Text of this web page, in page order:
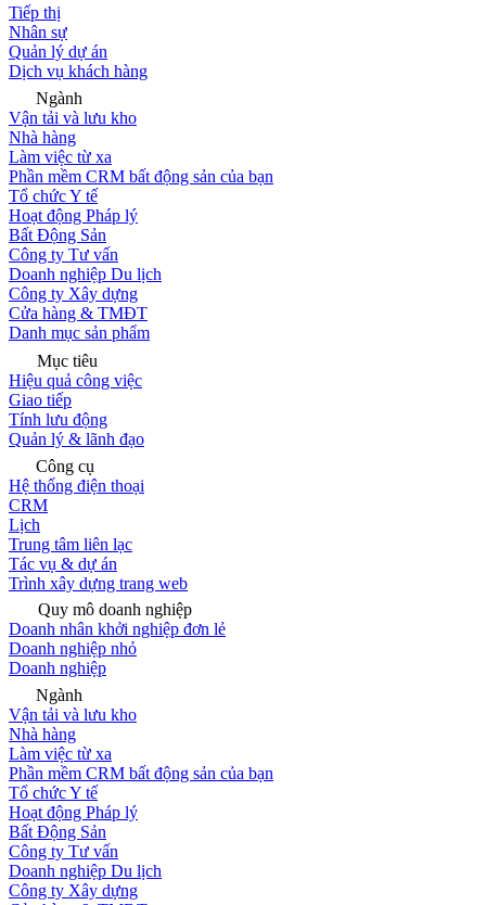
Tiếp thị
Nhân sự
Quản lý dự án
Dịch vụ khách hàng
Ngành
Vận tải và lưu kho
Nhà hàng
Làm việc từ xa
Phần mềm CRM bất động sản của bạn
Tổ chức Y tế
Hoạt động Pháp lý
Bất Động Sản
Công ty Tư vấn
Doanh nghiệp Du lịch
Công ty Xây dựng
Cửa hàng & TMĐT
Danh mục sản phẩm
Mục tiêu
Hiệu quả công việc
Giao tiếp
Tính lưu động
Quản lý & lãnh đạo
Công cụ
Hệ thống điện thoại
CRM
Lịch
Trung tâm liên lạc
Tác vụ & dự án
Trình xây dựng trang web
Quy mô doanh nghiệp
Doanh nhân khởi nghiệp đơn lẻ
Doanh nghiệp nhỏ
Doanh nghiệp
Ngành
Vận tải và lưu kho
Nhà hàng
Làm việc từ xa
Phần mềm CRM bất động sản của bạn
Tổ chức Y tế
Hoạt động Pháp lý
Bất Động Sản
Công ty Tư vấn
Doanh nghiệp Du lịch
Công ty Xây dựng